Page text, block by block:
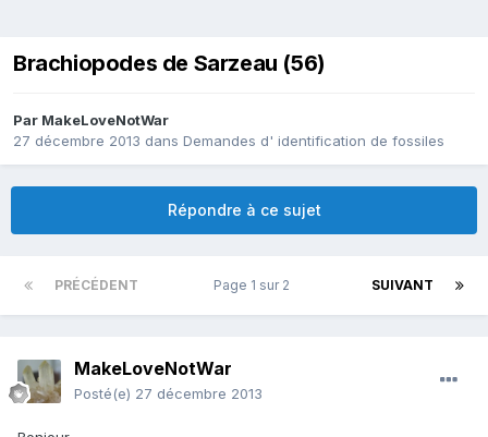
Brachiopodes de Sarzeau (56)
Par MakeLoveNotWar
27 décembre 2013 dans Demandes d' identification de fossiles
Répondre à ce sujet
PRÉCÉDENT SUIVANT
Page 1 sur 2
MakeLoveNotWar
Posté(e) 27 décembre 2013